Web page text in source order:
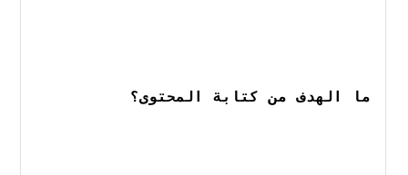
ما الهدف من كتابة المحتوى؟